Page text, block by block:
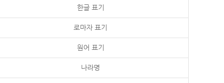
한글 표기
로마자 표기
원어 표기
나라명